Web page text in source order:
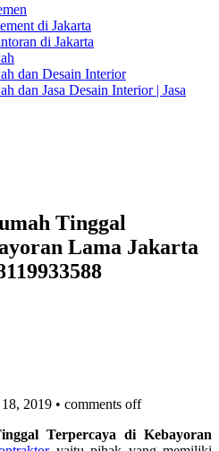
di Jakarta
di Jakarta
dan Desain Interior
dan Jasa Desain Interior | Jasa
Tinggal
Lama Jakarta
2019 • comments off
Terpercaya di Kebayoran